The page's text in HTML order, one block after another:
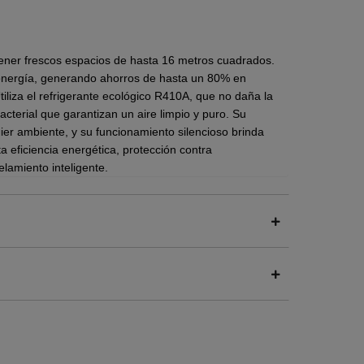
frescos espacios de hasta 16 metros cuadrados.
generando ahorros de hasta un 80% en
el refrigerante ecológico R410A, que no daña la
que garantizan un aire limpio y puro. Su
ambiente, y su funcionamiento silencioso brinda
eficiencia energética, protección contra
inteligente.